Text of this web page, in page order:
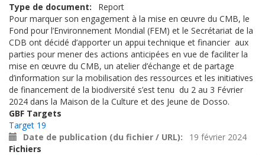
Type de document
Report
Pour marquer son engagement à la mise en œuvre du CMB, le
Fond pour l’Environnement Mondial (FEM) et le Secrétariat de la
CDB ont décidé d’apporter un appui technique et financier aux
parties pour mener des actions anticipées en vue de faciliter la
mise en œuvre du CMB, un atelier d’échange et de partage
d’information sur la mobilisation des ressources et les initiatives
de financement de la biodiversité s’est tenu du 2 au 3 Février
2024 dans la Maison de la Culture et des Jeune de Dosso.
GBF Targets
Target 19
Date de publication (du fichier / URL)
19 février 2024
Fichiers